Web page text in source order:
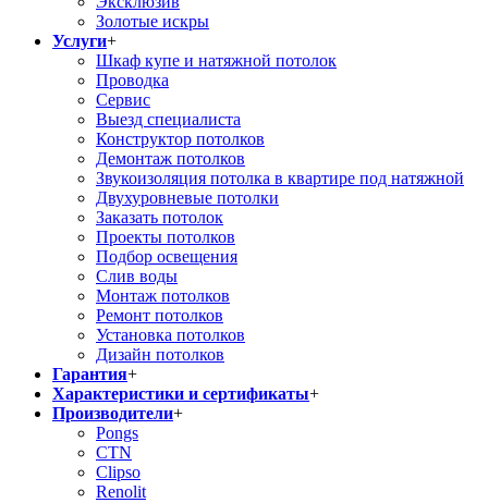
Золотые искры
Услуги+
Шкаф купе и натяжной потолок
Проводка
Сервис
Выезд специалиста
Конструктор потолков
Демонтаж потолков
Звукоизоляция потолка в квартире под натяжной
Двухуровневые потолки
Заказать потолок
Проекты потолков
Подбор освещения
Слив воды
Монтаж потолков
Ремонт потолков
Установка потолков
Дизайн потолков
Гарантия+
Характеристики и сертификаты+
Производители+
Pongs
CTN
Clipso
Renolit